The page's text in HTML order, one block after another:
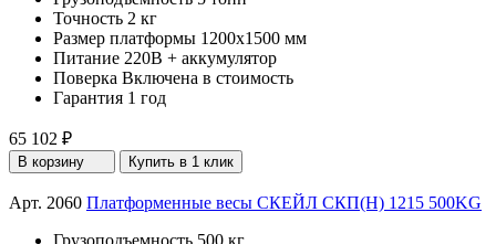
Точность 2 кг
Размер платформы 1200х1500 мм
Питание 220В + аккумулятор
Поверка Включена в стоимость
Гарантия 1 год
65 102 ₽
В корзину Купить в 1 клик
Арт. 2060 Платформенные весы СКЕЙЛ СКП(Н) 1215 500KG
Грузоподъемность 500 кг